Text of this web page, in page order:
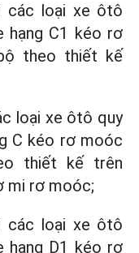
các loại xe ôtô
hạng C1 kéo rơ
theo thiết kế
loại xe ôtô quy
C kéo rơ moóc
thiết kế trên
mi rơ moóc;
các loại xe ôtô
hạng D1 kéo rơ